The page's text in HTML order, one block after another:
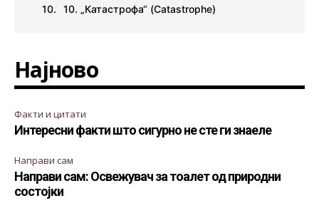
10. „Катастрофа“ (Catastrophe)
Најново
Факти и цитати
Интересни факти што сигурно не сте ги знаеле
Направи сам
Направи сам: Освежувач за тоалет од природни
состојки